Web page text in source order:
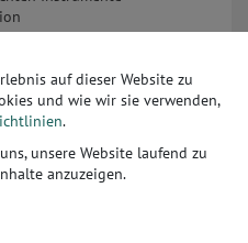
Dampf
die mit dem Thema der
betraut sind.
auf dieser Website zu
und wie wir sie verwenden,
.
unsere Website laufend zu
anzuzeigen.